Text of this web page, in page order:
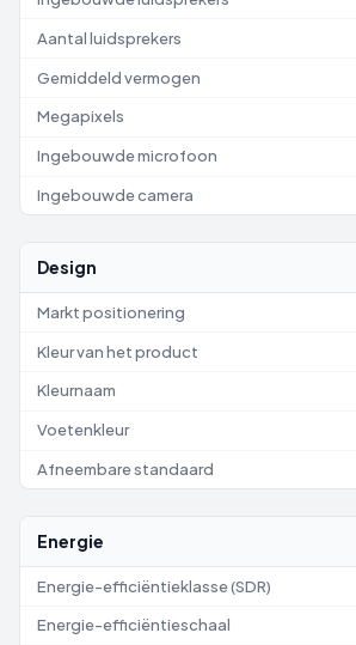
Aantal luidsprekers
Gemiddeld vermogen
Megapixels
Ingebouwde microfoon
Ingebouwde camera
Design
Markt positionering
Kleur van het product
Kleurnaam
Voetenkleur
Afneembare standaard
Energie
Energie-efficiëntieklasse (SDR)
Energie-efficiëntieschaal